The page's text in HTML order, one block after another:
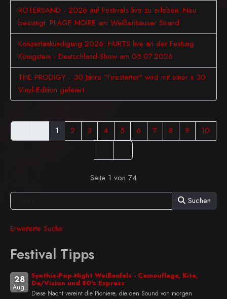
ROTERSAND - 2026 auf Festivals live zu erleben. Neu
bestätigt: PLAGE NOIRE am Weißenhäuser Strand
Konzertankündigung 2026: HURTS live an der Festung
Königstein - Deutschland-Show am 05.07.2026
THE PRODIGY - 30 Jahre "Firestarter" wird mit einer x 30
Vinyl-Edition gefeiert
1 2 3 4 5 6 7 8 9 10
Seite 1 von 74
Suchen
Erweiterte Suche
Festival Tipps
28
Aug.
Synthie-Pop-Night Weißenfels - Camouflage, Kite,
De/Vision und 80's Express
Diese Nacht vereint die Pioniere, die den Sound von morgen